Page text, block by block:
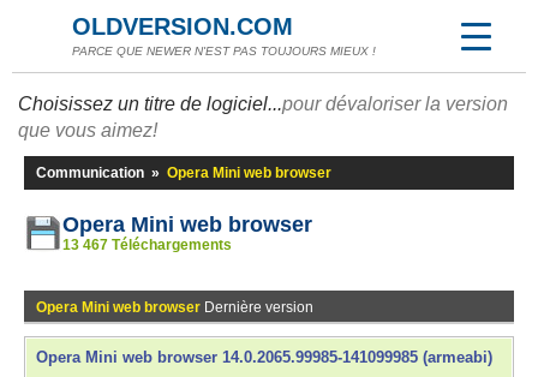
OLDVERSION.COM
PARCE QUE NEWER N'EST PAS TOUJOURS MIEUX !
Choisissez un titre de logiciel...pour dévaloriser la version
que vous aimez!
Communication » Opera Mini web browser
Opera Mini web browser
13 467 Téléchargements
Opera Mini web browser Dernière version
Opera Mini web browser 14.0.2065.99985-141099985 (armeabi)